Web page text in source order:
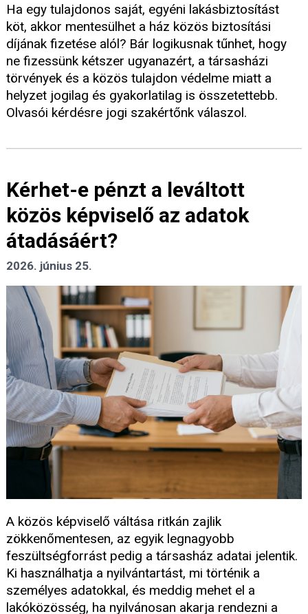
Ha egy tulajdonos saját, egyéni lakásbiztosítást
köt, akkor mentesülhet a ház közös biztosítási
díjának fizetése alól? Bár logikusnak tűnhet, hogy
ne fizessünk kétszer ugyanazért, a társasházi
törvények és a közös tulajdon védelme miatt a
helyzet jogilag és gyakorlatilag is összetettebb.
Olvasói kérdésre jogi szakértőnk válaszol.
Kérhet-e pénzt a leváltott
közös képviselő az adatok
átadásáért?
2026. június 25.
A közös képviselő váltása ritkán zajlik
zökkenőmentesen, az egyik legnagyobb
feszültségforrást pedig a társasház adatai jelentik.
Ki használhatja a nyilvántartást, mi történik a
személyes adatokkal, és meddig mehet el a
lakóközösség, ha nyilvánosan akarja rendezni a